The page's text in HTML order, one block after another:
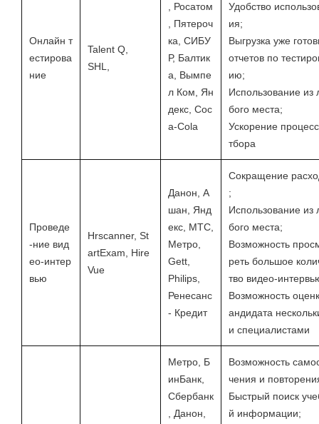
Онлайн т
естирова
ние
Talent Q,
SHL,
, Росатом
, Пятероч
ка, СИБУ
Р, Балтик
а, Вымпе
л Ком, Ян
декс, Coc
a-Cola
Удобство
ия;
Выгрузка уже
отчетов по
ию;
Использование из
бого места;
Ускорение
тбора
Проведе
-ние вид
ео-интер
вью
Hrscanner, St
artExam, Hire
Vue
Данон, А
шан, Янд
екс, МТС,
Метро,
Gett,
Philips,
Ренесанс
- Кредит
Сокращение
;
Использование из
бого места;
Возможность
реть большое
тво видео-
Возможность
андидата
и специалистами
Метро, Б
инБанк,
Сбербанк
, Данон,
Возможность
чения и
Быстрый поиск
й информации;